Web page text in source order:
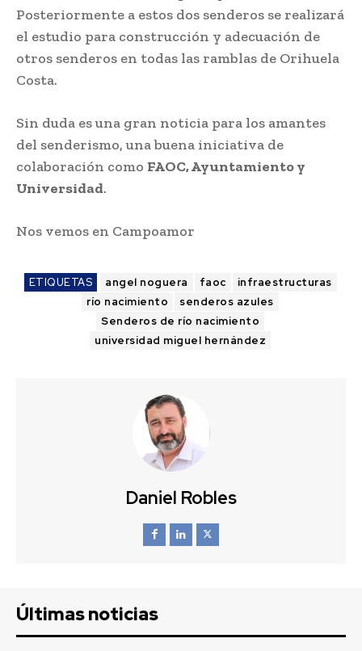
Posteriormente a estos dos senderos se realizará
el estudio para construcción y adecuación de
otros senderos en todas las ramblas de Orihuela
Costa.
Sin duda es una gran noticia para los amantes
del senderismo, una buena iniciativa de
colaboración como FAOC, Ayuntamiento y
Universidad.
Nos vemos en Campoamor
ETIQUETAS angel noguera faoc
infraestructuras
río nacimiento
senderos azules
Senderos de río nacimiento
universidad miguel hernández
Daniel Robles
Últimas noticias